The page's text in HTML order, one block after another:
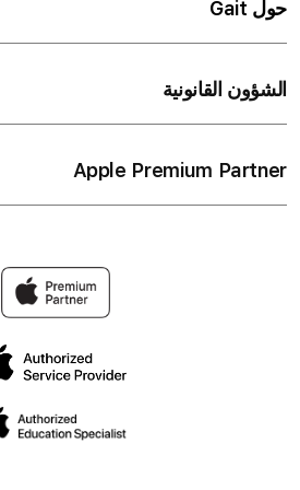
حول Gait
الشؤون القانونية
Apple Premium Partner